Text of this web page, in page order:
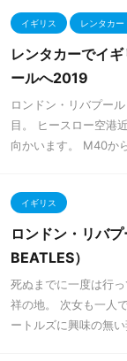
イギリス レンタカー
レンタカーでイ
ールへ2019
ロンドン・リバプー
目。 ヒースロー空港
向かいます。 M40か
イギリス
ロンドン・リバ
BEATLES）
死ぬまでに一度は行
祥の地。 次女も一人
ートルズに興味の無